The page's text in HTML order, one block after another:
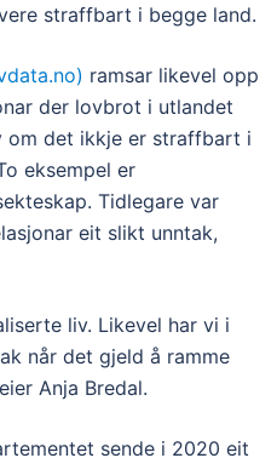
straffbart i begge land.
ramsar likevel opp
der lovbrot i utlandet
om det ikkje er straffbart i
eksempel er
Tidlegare var
eit slikt unntak,
liv. Likevel har vi i
når det gjeld å ramme
Anja Bredal.
sende i 2020 eit